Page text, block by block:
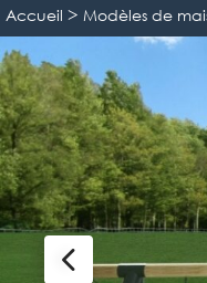
Accueil > Modèles de